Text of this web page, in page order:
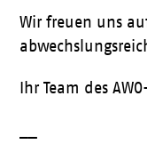
Wir freuen uns
Ihr Team des